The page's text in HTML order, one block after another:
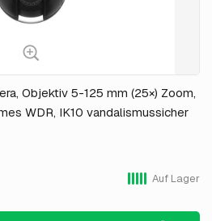
Objektiv 5-125 mm (25×) Zoom,
WDR, IK10 vandalismussicher
Auf Lager